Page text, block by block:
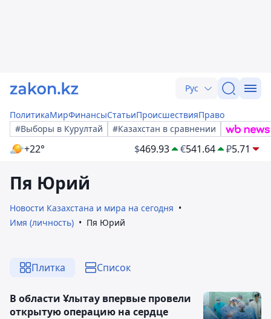
Рус
ПолитикаМирФинансыСтатьиПроисшествияПраво
#Выборы в Курултай
#Казахстан в сравнении
+22° $469.93 €541.64 ₽5.71
Пя Юрий
Новости Казахстана и мира на сегодня
Имя (личность)
Пя Юрий
Плитка Список
В области Ұлытау впервые провели
открытую операцию на сердце